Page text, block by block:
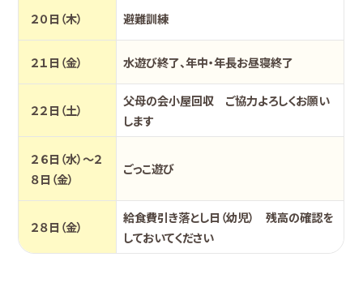
２０日（木） 避難訓練
２１日（金） 水遊び終了、年中・年長お昼寝終了
２２日（土）
父母の会小屋回収 ご協力よろしくお願い
します
２６日（水）～２
８日（金）
ごっこ遊び
２８日（金）
給食費引き落とし日（幼児） 残高の確認を
しておいてください